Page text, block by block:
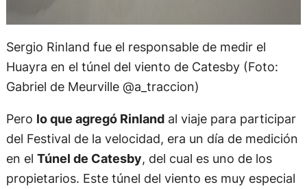
Sergio Rinland fue el responsable de medir el
Huayra en el túnel del viento de Catesby (Foto:
Gabriel de Meurville @a_traccion)
Pero lo que agregó Rinlandal viaje para participar
del Festival de la velocidad, era un día de medición
en el Túnel de Catesby, del cual es uno de los
propietarios. Este túnel del viento es muy especial